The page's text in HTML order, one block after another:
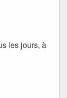
les jours, à